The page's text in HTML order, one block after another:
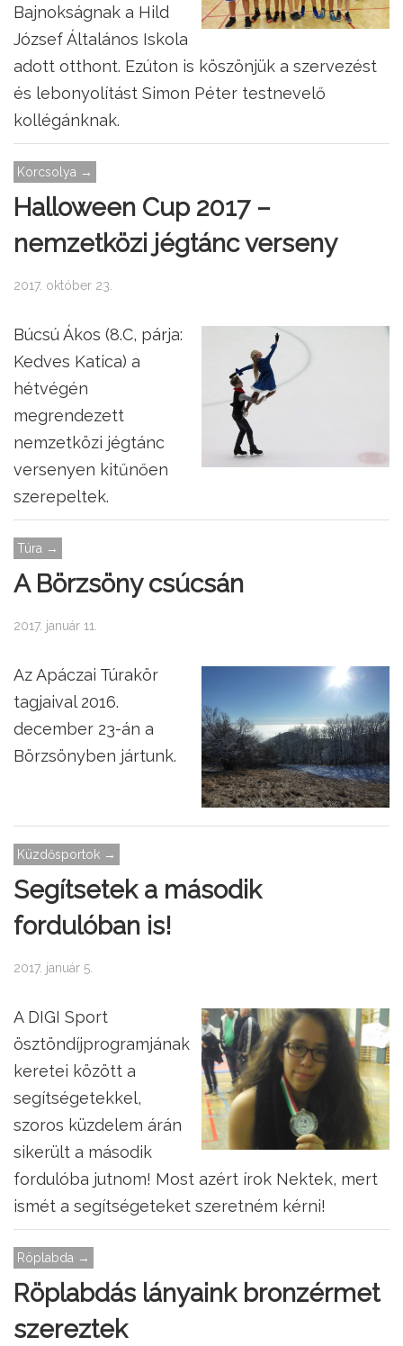
Bajnokságnak a Hild
József Általános Iskola
adott otthont. Ezúton is köszönjük a szervezést
és lebonyolítást Simon Péter testnevelő
kollégánknak.
Korcsolya →
Halloween Cup 2017 –
nemzetközi jégtánc verseny
2017. október 23.
Búcsú Ákos (8.C, párja:
Kedves Katica) a
hétvégén
megrendezett
nemzetközi jégtánc
versenyen kitűnően
szerepeltek.
Túra →
A Börzsöny csúcsán
2017. január 11.
Az Apáczai Túrakör
tagjaival 2016.
december 23-án a
Börzsönyben jártunk.
Küzdősportok →
Segítsetek a második
fordulóban is!
2017. január 5.
A DIGI Sport
ösztöndíjprogramjának
keretei között a
segítségetekkel,
szoros küzdelem árán
sikerült a második
fordulóba jutnom! Most azért írok Nektek, mert
ismét a segítségeteket szeretném kérni!
Röplabda →
Röplabdás lányaink bronzérmet
szereztek